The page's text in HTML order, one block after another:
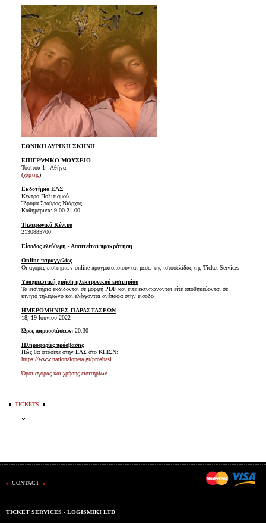
ΕΘΝΙΚΗ ΛΥΡΙΚΗ ΣΚΗΝΗ
ΕΠΙΓΡΑΦΙΚΟ ΜΟΥΣΕΙΟ
Τοσίτσα 1 - Αθήνα
(χάρτης)
Εκδοτήριο ΕΛΣ
Κέντρο Πολιτισμού
Ίδρυμα Σταύρος Νιάρχος
Καθημερινά: 9.00-21.00
Τηλεφωνικό Κέντρο
2130885700
Είσοδος ελεύθερη - Απαιτείται προκράτηση
Online παραγγελίες
Οι αγορές εισιτηρίων online πραγματοποιούνται μέσω της ιστοσελίδας της Ticket Services
Υποχρεωτική χρήση ηλεκτρονικού εισιτηρίου
Τα εισιτήρια εκδίδονται σε μορφή PDF και είτε εκτυπώνονται είτε αποθηκεύονται σε
κινητό τηλέφωνο και ελέγχονται ανέπαφα στην είσοδο
ΗΜΕΡΟΜΗΝΙΕΣ ΠΑΡΑΣΤΑΣΕΩΝ
18, 19 Ιουνίου 2022
Ώρες παρουσιάσεων:20.30
Πληροφορίες πρόσβασης
Πώς θα φτάσετε στην ΕΛΣ στο ΚΠΙΣΝ:
https://www.nationalopera.gr/prosbasi
Όροι αγοράς και χρήσης εισιτηρίων
TICKETS
CONTACT
TICKET SERVICES - LOGISMIKI LTD